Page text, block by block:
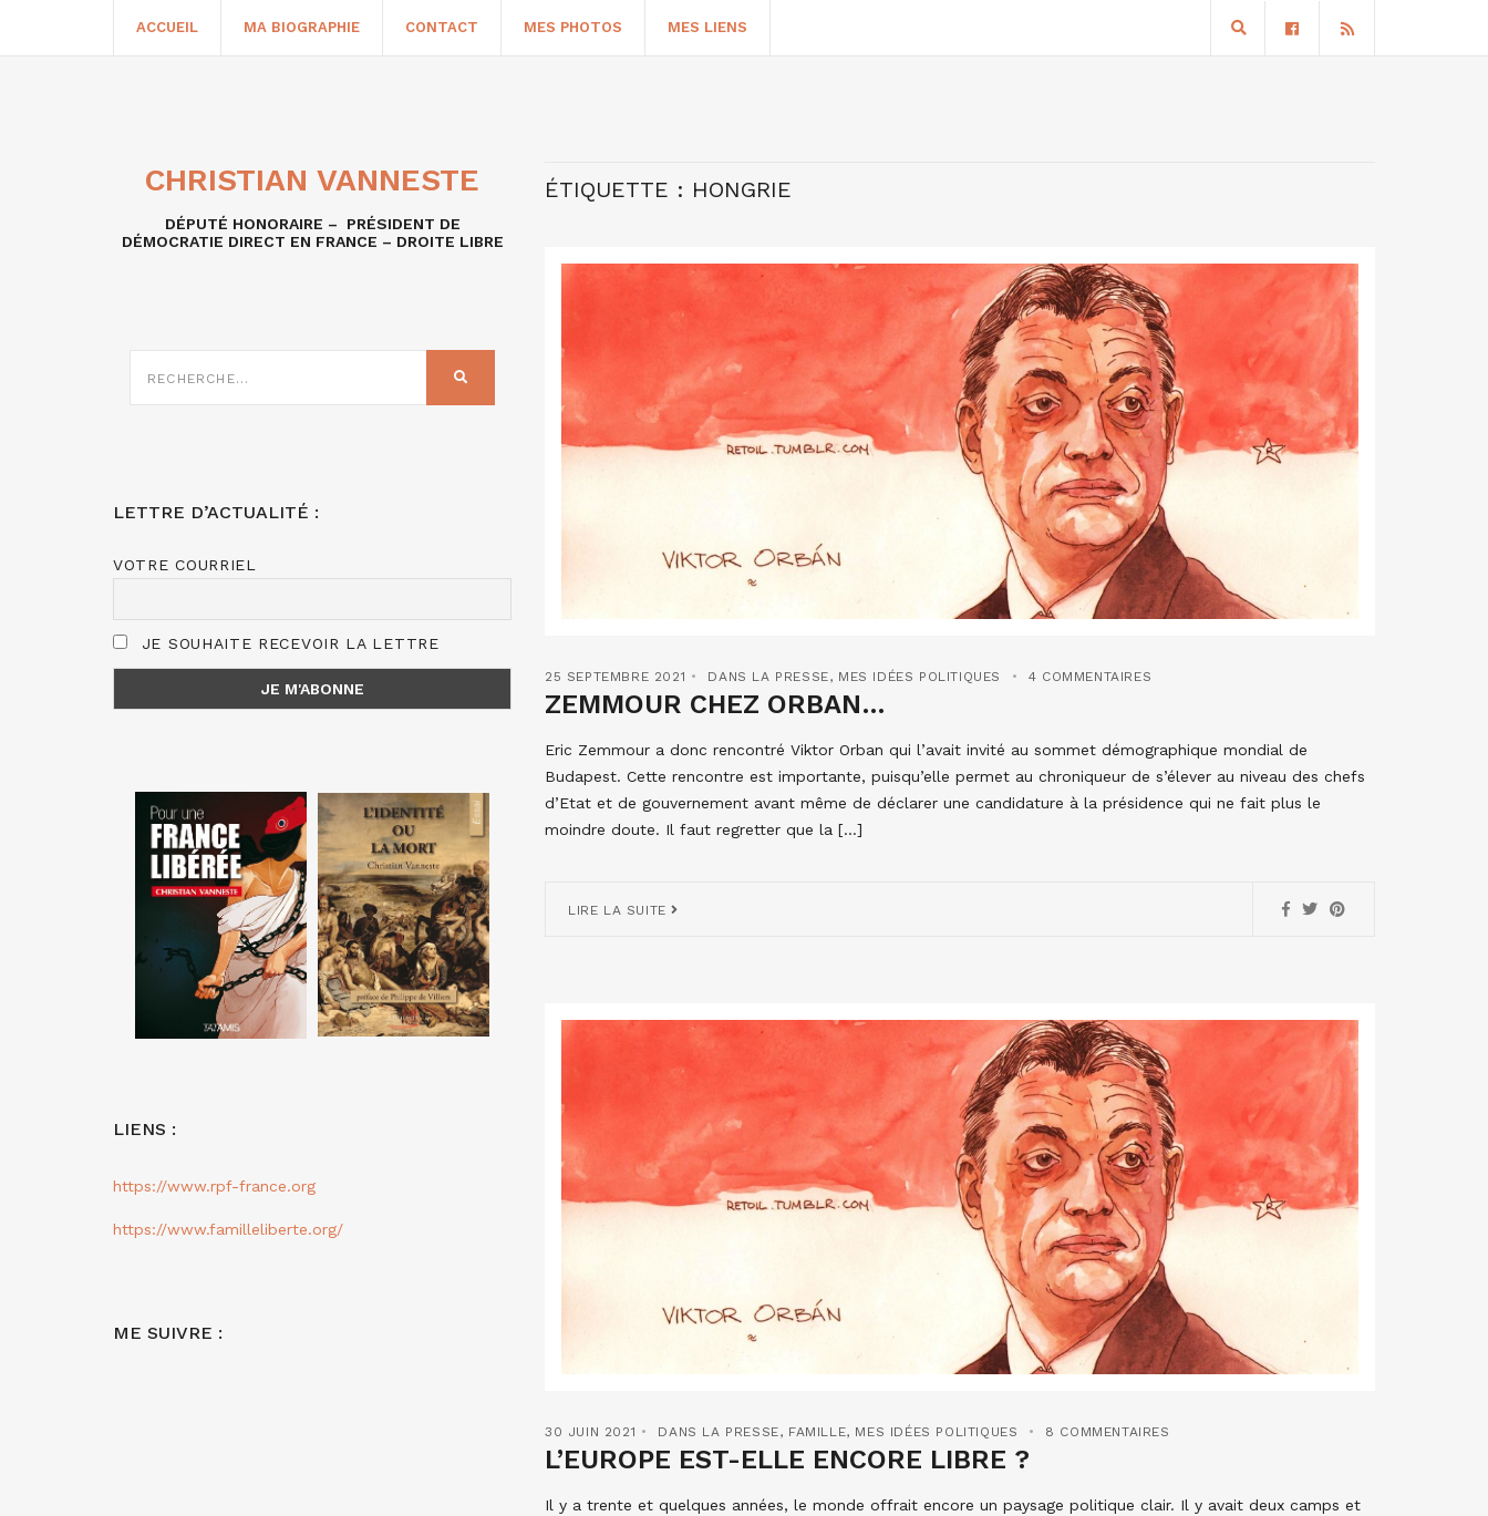
ACCUEIL MA BIOGRAPHIE CONTACT MES PHOTOS MES LIENS
ÉTIQUETTE : HONGRIE
25 SEPTEMBRE 2021 DANS LA PRESSE, MES IDÉES POLITIQUES 4 COMMENTAIRES
ZEMMOUR CHEZ ORBAN…
Eric Zemmour a donc rencontré Viktor Orban qui l’avait invité au sommet démographique mondial de
Budapest. Cette rencontre est importante, puisqu’elle permet au chroniqueur de s’élever au niveau des chefs
d’Etat et de gouvernement avant même de déclarer une candidature à la présidence qui ne fait plus le
moindre doute. Il faut regretter que la […]
LIRE LA SUITE
30 JUIN 2021 DANS LA PRESSE, FAMILLE, MES IDÉES POLITIQUES 8 COMMENTAIRES
L’EUROPE EST-ELLE ENCORE LIBRE ?
Il y a trente et quelques années, le monde offrait encore un paysage politique clair. Il y avait deux camps et
CHRISTIAN VANNESTE
DÉPUTÉ HONORAIRE – PRÉSIDENT DE
DÉMOCRATIE DIRECT EN FRANCE – DROITE LIBRE
SUR
LETTRE D’ACTUALITÉ :
VOTRE COURRIEL
JE SOUHAITE RECEVOIR LA LETTRE
LIENS :
https://www.rpf-france.org
https://www.familleliberte.org/
ME SUIVRE :